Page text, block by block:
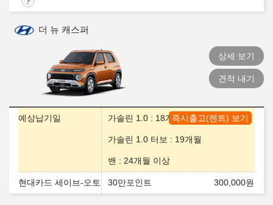
더 뉴 캐스퍼
상세 보기
견적 내기
즉시출고(렌트) 보기
예상납기일 가솔린 1.0 : 18개월
가솔린 1.0 터보 : 19개월
밴 : 24개월 이상
현대카드 세이브-오토 30만포인트 300,000원